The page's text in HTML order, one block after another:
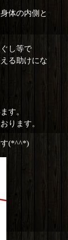
体の内側と
し等で
る助けにな
す。
ります。
す(*^^*)